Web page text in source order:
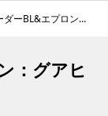
エプロン：グアヒーラ
：グアヒ